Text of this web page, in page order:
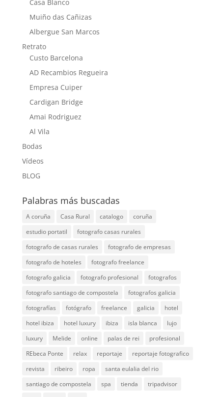
Casa Blanco
Muiño das Cañizas
Albergue San Marcos
Retrato
Custo Barcelona
AD Recambios Regueira
Empresa Cuiper
Cardigan Bridge
Amai Rodriguez
Al Vila
Bodas
Vídeos
BLOG
Palabras más buscadas
A coruña Casa Rural catalogo
coruña
estudio portatil
fotografo casas rurales
fotografo de casas rurales
fotografo de empresas
fotografo de hoteles
fotografo freelance
fotografo galicia
fotografo profesional
fotografos
fotografo santiago de compostela
fotografos galicia
fotografías
fotógrafo freelance galicia
hotel
hotel ibiza
hotel luxury ibiza isla blanca
lujo
luxury
Melide online palas de rei
profesional
REbeca Ponte
relax reportaje
reportaje fotografico
revista
ribeiro ropa
santa eulalia del rio
santiago de compostela
spa tienda
tripadvisor